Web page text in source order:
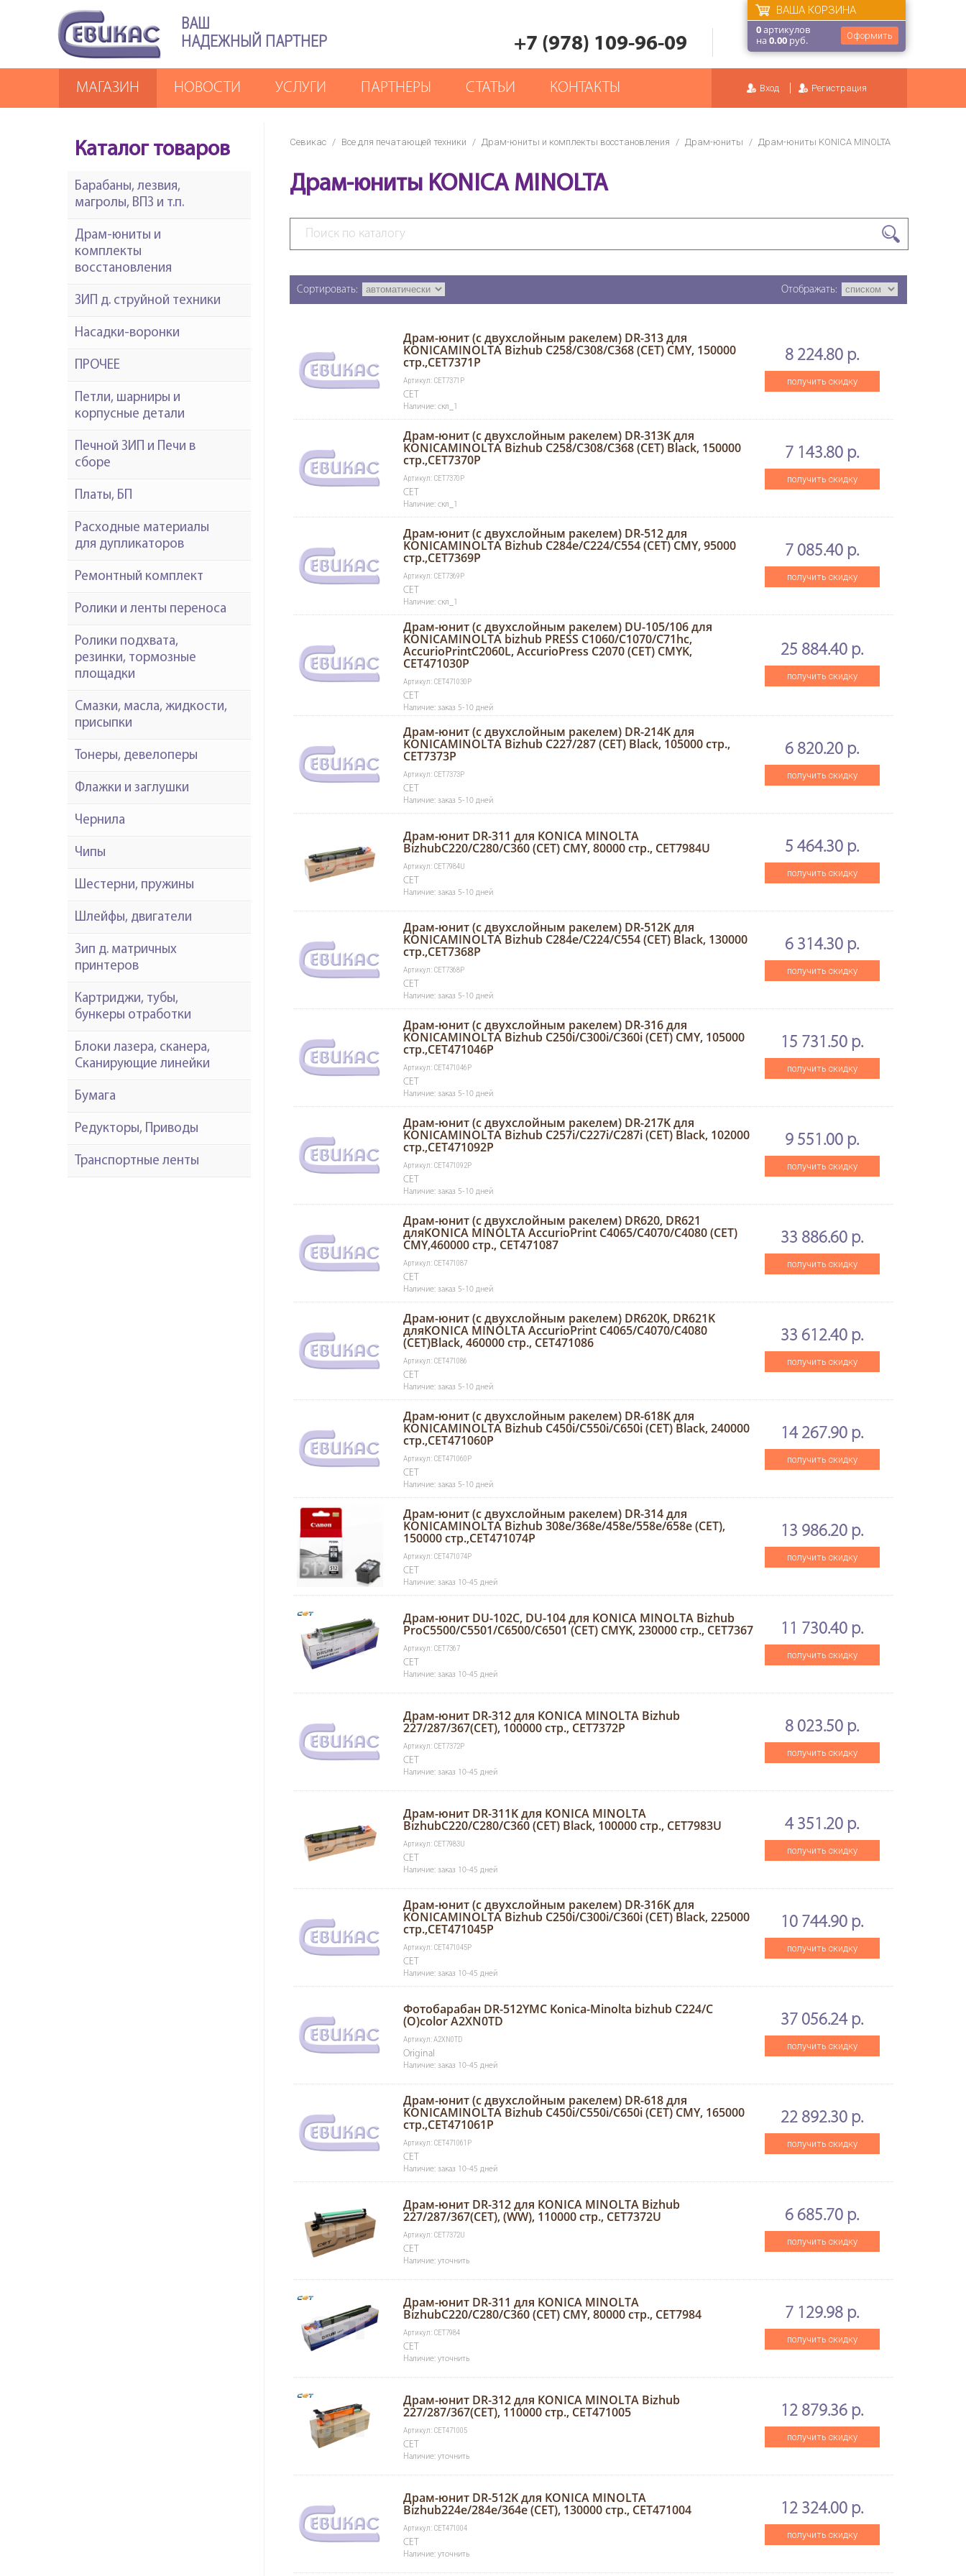
ВАШ
НАДЕЖНЫЙ ПАРТНЕР
+7 (978) 109-96-09 Оформить
ВАША КОРЗИНА
0артикулов
на0.00 руб.
Вход Регистрация
МАГАЗИН НОВОСТИ УСЛУГИ ПАРТНЕРЫ СТАТЬИ КОНТАКТЫ
Севикас / Все для печатающей техники / Драм-юниты и комплекты восстановления / Драм-юниты / Драм-юниты KONICA MINOLTA
Драм-юниты KONICA MINOLTA
Сортировать: Отображать:
Драм-юнит (c двухслойным ракелем) DR-313 для
KONICAMINOLTA Bizhub C258/C308/C368 (CET) CMY, 150000
стр.,CET7371P
Артикул: CET7371P
CET
Наличие: скл_1
8 224.80 р.
получить скидку
Драм-юнит (c двухслойным ракелем) DR-313K для
KONICAMINOLTA Bizhub C258/C308/C368 (CET) Black, 150000
стр.,CET7370P
Артикул: CET7370P
CET
Наличие: скл_1
7 143.80 р.
получить скидку
Драм-юнит (c двухслойным ракелем) DR-512 для
KONICAMINOLTA Bizhub C284e/C224/C554 (CET) CMY, 95000
стр.,CET7369P
Артикул: CET7369P
CET
Наличие: скл_1
7 085.40 р.
получить скидку
Драм-юнит (c двухслойным ракелем) DU-105/106 для
KONICAMINOLTA bizhub PRESS C1060/C1070/C71hc,
AccurioPrintC2060L, AccurioPress C2070 (CET) CMYK,
CET471030P
Артикул: CET471030P
CET
Наличие: заказ 5-10 дней
25 884.40 р.
получить скидку
Драм-юнит (c двухслойным ракелем) DR-214K для
KONICAMINOLTA Bizhub C227/287 (CET) Black, 105000 стр.,
CET7373P
Артикул: CET7373P
CET
Наличие: заказ 5-10 дней
6 820.20 р.
получить скидку
Драм-юнит DR-311 для KONICA MINOLTA
BizhubC220/C280/C360 (CET) CMY, 80000 стр., CET7984U
Артикул: CET7984U
CET
Наличие: заказ 5-10 дней
5 464.30 р.
получить скидку
Драм-юнит (c двухслойным ракелем) DR-512K для
KONICAMINOLTA Bizhub C284e/C224/C554 (CET) Black, 130000
стр.,CET7368P
Артикул: CET7368P
CET
Наличие: заказ 5-10 дней
6 314.30 р.
получить скидку
Драм-юнит (c двухслойным ракелем) DR-316 для
KONICAMINOLTA Bizhub C250i/C300i/C360i (CET) CMY, 105000
стр.,CET471046P
Артикул: CET471046P
CET
Наличие: заказ 5-10 дней
15 731.50 р.
получить скидку
Драм-юнит (c двухслойным ракелем) DR-217K для
KONICAMINOLTA Bizhub C257i/C227i/C287i (CET) Black, 102000
стр.,CET471092P
Артикул: CET471092P
CET
Наличие: заказ 5-10 дней
9 551.00 р.
получить скидку
Драм-юнит (c двухслойным ракелем) DR620, DR621
дляKONICA MINOLTA AccurioPrint C4065/C4070/C4080 (CET)
CMY,460000 стр., CET471087
Артикул: CET471087
CET
Наличие: заказ 5-10 дней
33 886.60 р.
получить скидку
Драм-юнит (c двухслойным ракелем) DR620K, DR621K
дляKONICA MINOLTA AccurioPrint C4065/C4070/C4080
(CET)Black, 460000 стр., CET471086
Артикул: CET471086
CET
Наличие: заказ 5-10 дней
33 612.40 р.
получить скидку
Драм-юнит (c двухслойным ракелем) DR-618K для
KONICAMINOLTA Bizhub C450i/C550i/C650i (CET) Black, 240000
стр.,CET471060P
Артикул: CET471060P
CET
Наличие: заказ 5-10 дней
14 267.90 р.
получить скидку
Драм-юнит (c двухслойным ракелем) DR-314 для
KONICAMINOLTA Bizhub 308e/368e/458e/558e/658e (CET),
150000 стр.,CET471074P
Артикул: CET471074P
CET
Наличие: заказ 10-45 дней
13 986.20 р.
получить скидку
Драм-юнит DU-102C, DU-104 для KONICA MINOLTA Bizhub
ProC5500/C5501/C6500/C6501 (CET) CMYK, 230000 стр., CET7367
Артикул: CET7367
CET
Наличие: заказ 10-45 дней
11 730.40 р.
получить скидку
Драм-юнит DR-312 для KONICA MINOLTA Bizhub
227/287/367(CET), 100000 стр., CET7372P
Артикул: CET7372P
CET
Наличие: заказ 10-45 дней
8 023.50 р.
получить скидку
Драм-юнит DR-311K для KONICA MINOLTA
BizhubC220/C280/C360 (CET) Black, 100000 стр., CET7983U
Артикул: CET7983U
CET
Наличие: заказ 10-45 дней
4 351.20 р.
получить скидку
Драм-юнит (c двухслойным ракелем) DR-316K для
KONICAMINOLTA Bizhub C250i/C300i/C360i (CET) Black, 225000
стр.,CET471045P
Артикул: CET471045P
CET
Наличие: заказ 10-45 дней
10 744.90 р.
получить скидку
Фотобарабан DR-512YMC Konica-Minolta bizhub C224/C
(O)color A2XN0TD
Артикул: A2XN0TD
Original
Наличие: заказ 10-45 дней
37 056.24 р.
получить скидку
Драм-юнит (c двухслойным ракелем) DR-618 для
KONICAMINOLTA Bizhub C450i/C550i/C650i (CET) CMY, 165000
стр.,CET471061P
Артикул: CET471061P
CET
Наличие: заказ 10-45 дней
22 892.30 р.
получить скидку
Драм-юнит DR-312 для KONICA MINOLTA Bizhub
227/287/367(CET), (WW), 110000 стр., CET7372U
Артикул: CET7372U
CET
Наличие: уточнить
6 685.70 р.
получить скидку
Драм-юнит DR-311 для KONICA MINOLTA
BizhubC220/C280/C360 (CET) CMY, 80000 стр., CET7984
Артикул: CET7984
CET
Наличие: уточнить
7 129.98 р.
получить скидку
Драм-юнит DR-312 для KONICA MINOLTA Bizhub
227/287/367(CET), 110000 стр., CET471005
Артикул: CET471005
CET
Наличие: уточнить
12 879.36 р.
получить скидку
Драм-юнит DR-512K для KONICA MINOLTA
Bizhub224e/284e/364e (CET), 130000 стр., CET471004
Артикул: CET471004
CET
Наличие: уточнить
12 324.00 р.
получить скидку
Каталог товаров
Барабаны, лезвия,
магролы, ВПЗ и т.п.
Драм-юниты и
комплекты
восстановления
ЗИП д. струйной техники
Насадки-воронки
ПРОЧЕЕ
Петли, шарниры и
корпусные детали
Печной ЗИП и Печи в
сборе
Платы, БП
Расходные материалы
для дупликаторов
Ремонтный комплект
Ролики и ленты переноса
Ролики подхвата,
резинки, тормозные
площадки
Смазки, масла, жидкости,
присыпки
Тонеры, девелоперы
Флажки и заглушки
Чернила
Чипы
Шестерни, пружины
Шлейфы, двигатели
Зип д. матричных
принтеров
Картриджи, тубы,
бункеры отработки
Блоки лазера, сканера,
Сканирующие линейки
Бумага
Редукторы, Приводы
Транспортные ленты